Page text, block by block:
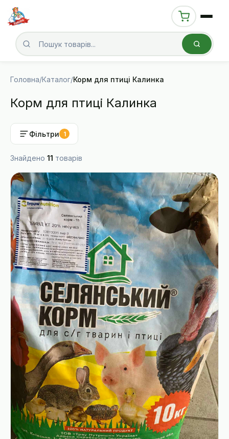
Головна/Каталог/Корм для птиці Калинка
Корм для птиці Калинка
Фільтри 1
Знайдено 11 товарів